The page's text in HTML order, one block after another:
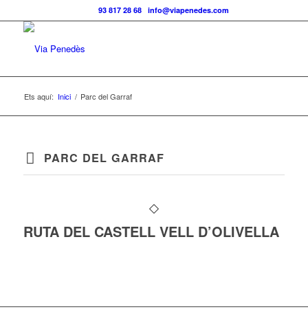
Telf.:93 817 28 68 |info@viapenedes.com
Ets aquí: Inici / Parc del Garraf
PARC DEL GARRAF
RUTA DEL CASTELL VELL D’OLIVELLA